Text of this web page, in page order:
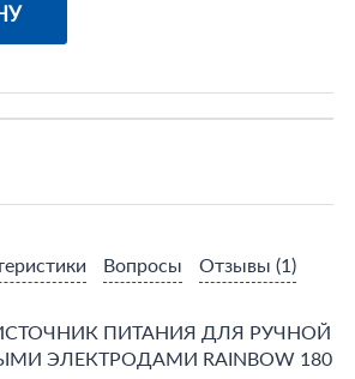
Вопросы Отзывы (1)
ПИТАНИЯ ДЛЯ РУЧНОЙ
ЭЛЕКТРОДАМИ RAINBOW 180